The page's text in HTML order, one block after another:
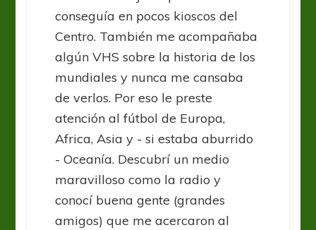
conseguía en pocos kioscos del
Centro. También me acompañaba
algún VHS sobre la historia de los
mundiales y nunca me cansaba
de verlos. Por eso le preste
atención al fútbol de Europa,
Africa, Asia y - si estaba aburrido
- Oceanía. Descubrí un medio
maravilloso como la radio y
conocí buena gente (grandes
amigos) que me acercaron al